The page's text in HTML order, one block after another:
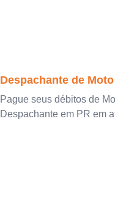
Despachante de
Pague seus débitos de
Despachante em PR em